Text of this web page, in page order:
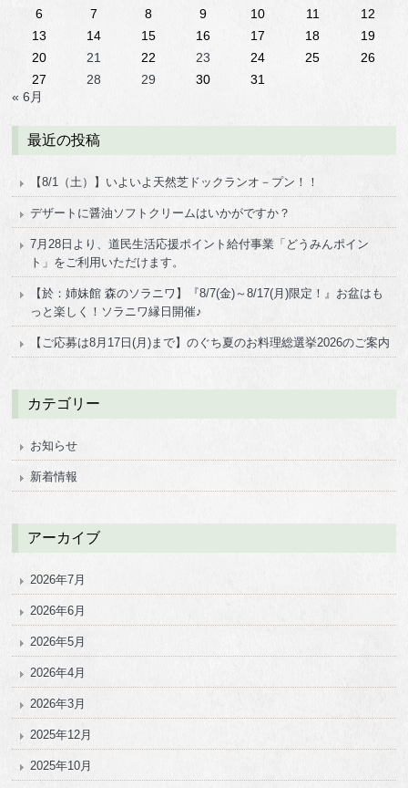
6
7 8 9 10 11
12
13
14 15 16 17 18
19
20
21 22 23 24 25
26
27
28 29 30
31
« 6月
最近の投稿
【8/1（土）】いよいよ天然芝ドックランオ－プン！！
デザートに醤油ソフトクリームはいかがですか？
7月28日より、道民生活応援ポイント給付事業「どうみんポイン
ト」をご利用いただけます。
【於：姉妹館 森のソラニワ】『8/7(金)～8/17(月)限定！』お盆はも
っと楽しく！ソラニワ縁日開催♪
【ご応募は8月17日(月)まで】のぐち夏のお料理総選挙2026のご案内
カテゴリー
お知らせ
新着情報
アーカイブ
2026年7月
2026年6月
2026年5月
2026年4月
2026年3月
2025年12月
2025年10月